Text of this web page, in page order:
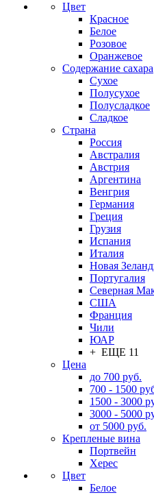
Цвет
Красное
Белое
Розовое
Оранжевое
Содержание сахара
Сухое
Полусухое
Полусладкое
Сладкое
Страна
Россия
Австралия
Австрия
Аргентина
Венгрия
Германия
Греция
Грузия
Испания
Италия
Новая
Португалия
Северная
США
Франция
Чили
ЮАР
+ ЕЩЕ 11
Цена
до 700 руб.
700 - 1500
1500 - 3000
3000 - 5000
от 5000 руб.
Крепленые вина
Портвейн
Херес
Цвет
Белое